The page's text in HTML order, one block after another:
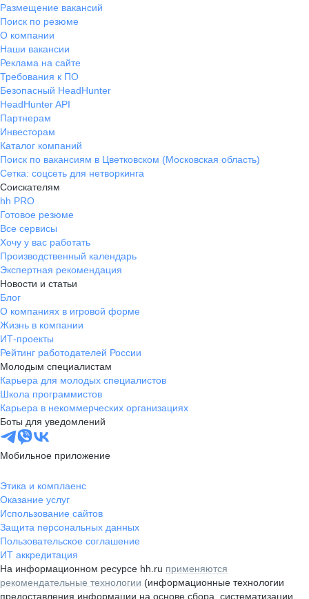
Размещение вакансий
Поиск по резюме
О компании
Наши вакансии
Реклама на сайте
Требования к ПО
Безопасный HeadHunter
HeadHunter API
Партнерам
Инвесторам
Каталог компаний
Поиск по вакансиям в Цветковском (Московская область)
Сетка: соцсеть для нетворкинга
Соискателям
hh PRO
Готовое резюме
Все сервисы
Хочу у вас работать
Производственный календарь
Экспертная рекомендация
Новости и статьи
Блог
О компаниях в игровой форме
Жизнь в компании
ИТ-проекты
Рейтинг работодателей России
Молодым специалистам
Карьера для молодых специалистов
Школа программистов
Карьера в некоммерческих организациях
Боты для уведомлений
Мобильное приложение
Этика и комплаенс
Оказание услуг
Использование сайтов
Защита персональных данных
Пользовательское соглашение
ИТ аккредитация
На информационном ресурсе hh.ru применяются
рекомендательные технологии (информационные технологии
предоставления информации на основе сбора, систематизации